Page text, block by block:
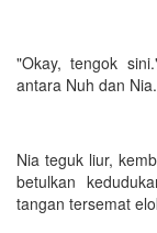
"Okay, tengok
antara Nuh dan Nia.
Nia teguk liur,
betulkan
tangan tersemat